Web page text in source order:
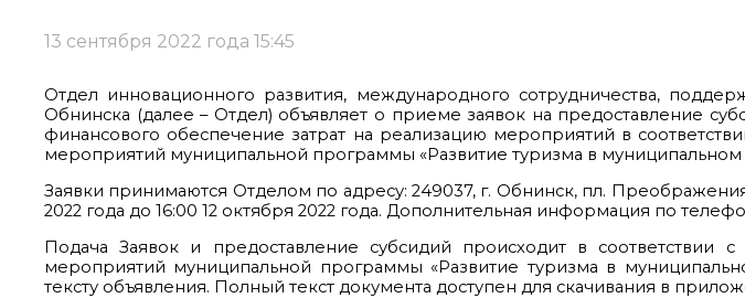
13 сентября 2022 года 15:45
Отдел инновационного развития, международного сотрудничества,
Обнинска (далее – Отдел) объявляет о приеме заявок на предоставление
финансового обеспечение затрат на реализацию мероприятий в
мероприятий муниципальной программы «Развитие туризма в
Заявки принимаются Отделом по адресу: 249037, г. Обнинск, пл.
2022 года до 16:00 12 октября 2022 года. Дополнительная информация по
Подача Заявок и предоставление субсидий происходит в
мероприятий муниципальной программы «Развитие туризма в
тексту объявления. Полный текст документа доступен для скачивания в